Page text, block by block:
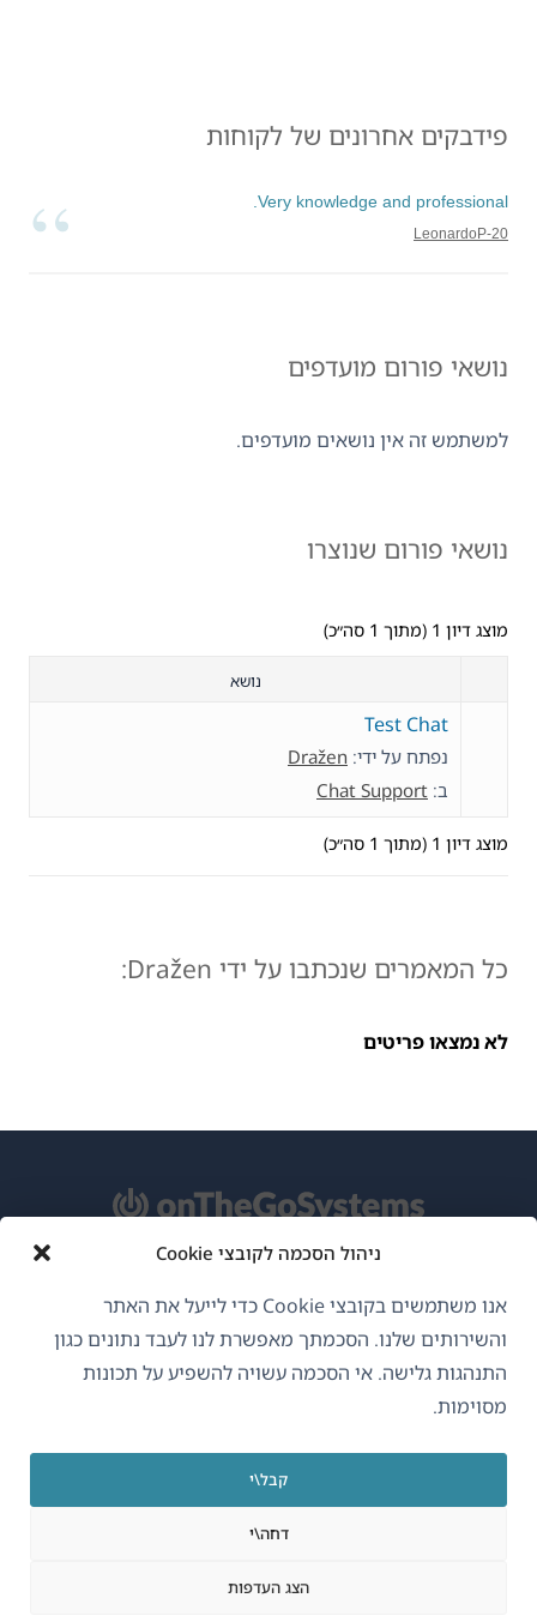
ניהול הסכמה לקובצי Cookie
אנו משתמשים בקובצי Cookie כדי לייעל את האתר
והשירותים שלנו. הסכמתך מאפשרת לנו לעבד נתונים כגון
התנהגות גלישה. אי הסכמה עשויה להשפיע על תכונות
מסוימות.
קבל\י
דחה\י
הצג העדפות
פידבקים אחרונים של לקוחות
Very knowledge and professional.
LeonardoP-20
נושאי פורום מועדפים
למשתמש זה אין נושאים מועדפים.
נושאי פורום שנוצרו
מוצג דיון 1 (מתוך 1 סה״כ)
נושא
Test Chat
נפתח על ידי: Dražen
ב: Chat Support
מוצג דיון 1 (מתוך 1 סה״כ)
כל המאמרים שנכתבו על ידי Dražen:
לא נמצאו פריטים
עברית
GDPR ומדיניות פרטיות
הצטרף לצוות שלנו(נפתח
בחלון
חדש)
בחלון
חדש)
בחלון